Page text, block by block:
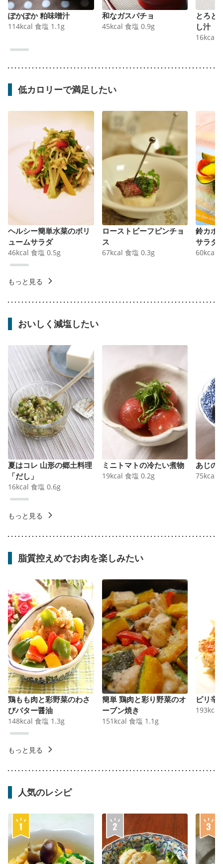
ぽかぽか 粕味噌汁
114kcal 食塩 1.1 g
和なガスパチョ
45kcal 食塩 0.9g
とろと
し汁
16kcal
低カロリーで満足したい
ヘルシー簡単水菜のボリ
ュームサラダ
46kcal 食塩 0.5g
ローストビーフピンチョ
ス
67kcal 食塩 0.3g
鈴カボ
サラダ
60kcal
もっと見る
おいしく減塩したい
夏はコレ 山形の郷土料理
「だし」
16kcal 食塩 0.6g
ミニトマトの冷たい煮物
19kcal 食塩 0.2g
あじの
75kcal
もっと見る
脂質控えめでお肉を楽しみたい
鶏もも肉と彩野菜のわさ
びバター醤油
148kcal 食塩 1.3g
簡単 鶏肉と彩り野菜のオ
ーブン焼き
151 kcal 食塩 1.1 g
ピリ辛
193kcal
もっと見る
人気のレシピ